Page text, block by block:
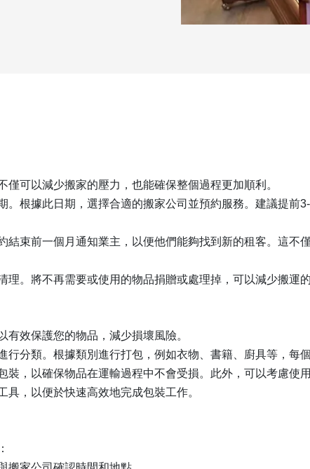
可以減少搬家的壓力，也能確保整個過程更加順利。
。根據此日期，選擇合適的搬家公司並預約服務。建議提
結束前一個月通知業主，以便他們能夠找到新的租客。這不
理。將不再需要或使用的物品捐贈或處理掉，可以減少搬運
效保護您的物品，減少損壞風險。
行分類。根據類別進行打包，例如衣物、書籍、廚具等，每
裝，以確保物品在運輸過程中不會受損。此外，可以考慮使
具，以便於快速高效地完成包裝工作。